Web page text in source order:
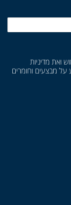
ואת מדיניות
על מבצעים וחומרים